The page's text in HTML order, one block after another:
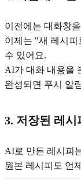
이전에는 대화창
이제는 "새 레시
수 있어요.
AI가 대화 내용을
완성되면 푸시 알
3. 저장된 레
AI로 만든 레시피
원본 레시피도 언